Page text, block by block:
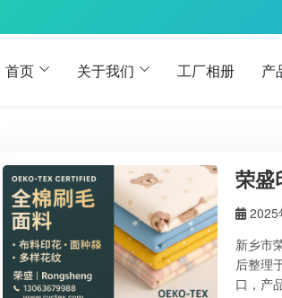
首页 关于我们 工厂相册 产
荣盛
2025
新乡市
后整理
口，产